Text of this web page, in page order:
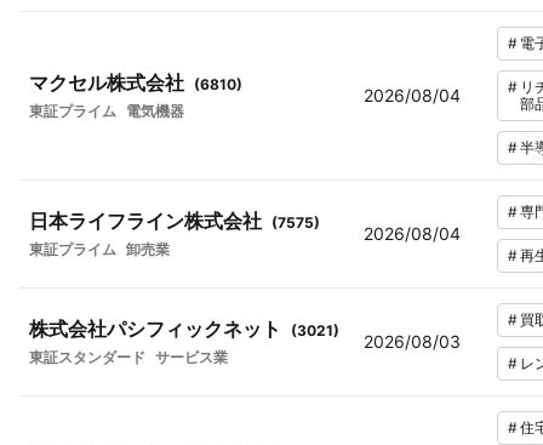
マクセル株式会社 (6810)
東証プライム 電気機器
2026/08/04
# 電
# リ
部
#半
日本ライフライン株式会社 (7575)
東証プライム 卸売業
2026/08/04
#専
#再
株式会社パシフィックネット (3021)
東証スタンダード サービス業
2026/08/03
# 買
# レ
#住